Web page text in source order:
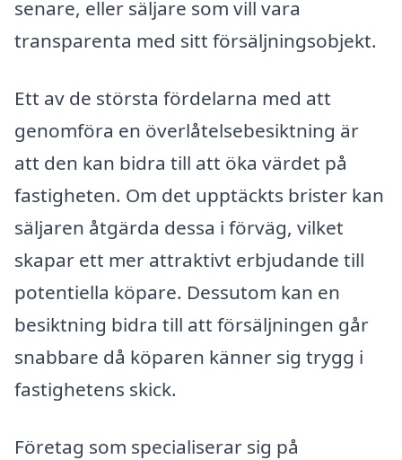
senare, eller säljare som vill vara
transparenta med sitt försäljningsobjekt.
Ett av de största fördelarna med att
genomföra en överlåtelsebesiktning är
att den kan bidra till att öka värdet på
fastigheten. Om det upptäckts brister kan
säljaren åtgärda dessa i förväg, vilket
skapar ett mer attraktivt erbjudande till
potentiella köpare. Dessutom kan en
besiktning bidra till att försäljningen går
snabbare då köparen känner sig trygg i
fastighetens skick.
Företag som specialiserar sig på